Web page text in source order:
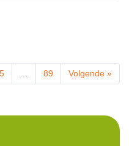
5 89 Volgende »